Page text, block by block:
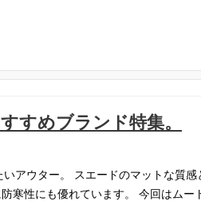
すめブランド特集。
アウター。
スエードのマットな質
寒性にも優れています。
今回はムー